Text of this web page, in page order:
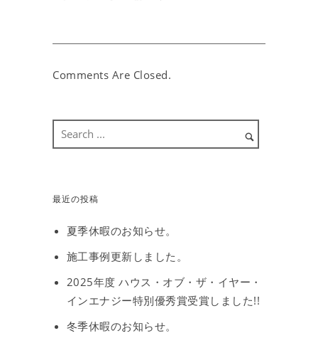
Comments Are Closed.
最近の投稿
夏季休暇のお知らせ。
施工事例更新しました。
2025年度 ハウス・オブ・ザ・イヤー・
インエナジー特別優秀賞受賞しました!!
冬季休暇のお知らせ。